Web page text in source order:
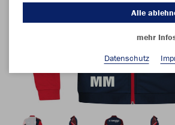
Alle
mehr
Datenschutz